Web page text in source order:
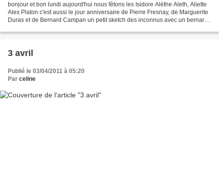
bonjour et bon lundi aujourd'hui nous fêtons les Isidore Alèthe Aleth, Aliette
Alex Platon c'est aussi le jour anniversaire de Pierre Fresnay, de Marguerite
Duras et de Bernard Campan un petit sketch des inconnus avec un bernard
3 avril
Publié le 03/04/2011 à 05:20
Par celine